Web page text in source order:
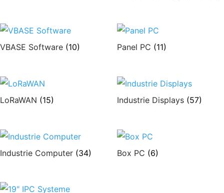
VBASE Software (10) Panel PC (11)
LoRaWAN (15) Industrie Displays (57)
Industrie Computer (34) Box PC (6)